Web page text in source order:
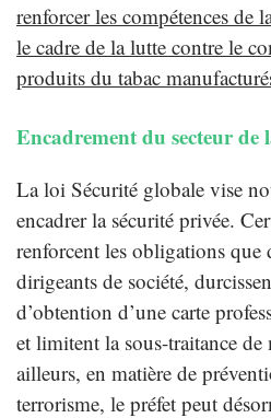
renforcer les compétences de
le cadre de la lutte contre le
produits du tabac
Encadrement du secteur de
La loi Sécurité globale vise
encadrer la sécurité privée.
renforcent les obligations
dirigeants de société,
d’obtention d’une carte
et limitent la sous-traitance de
ailleurs, en matière de
terrorisme, le préfet peut